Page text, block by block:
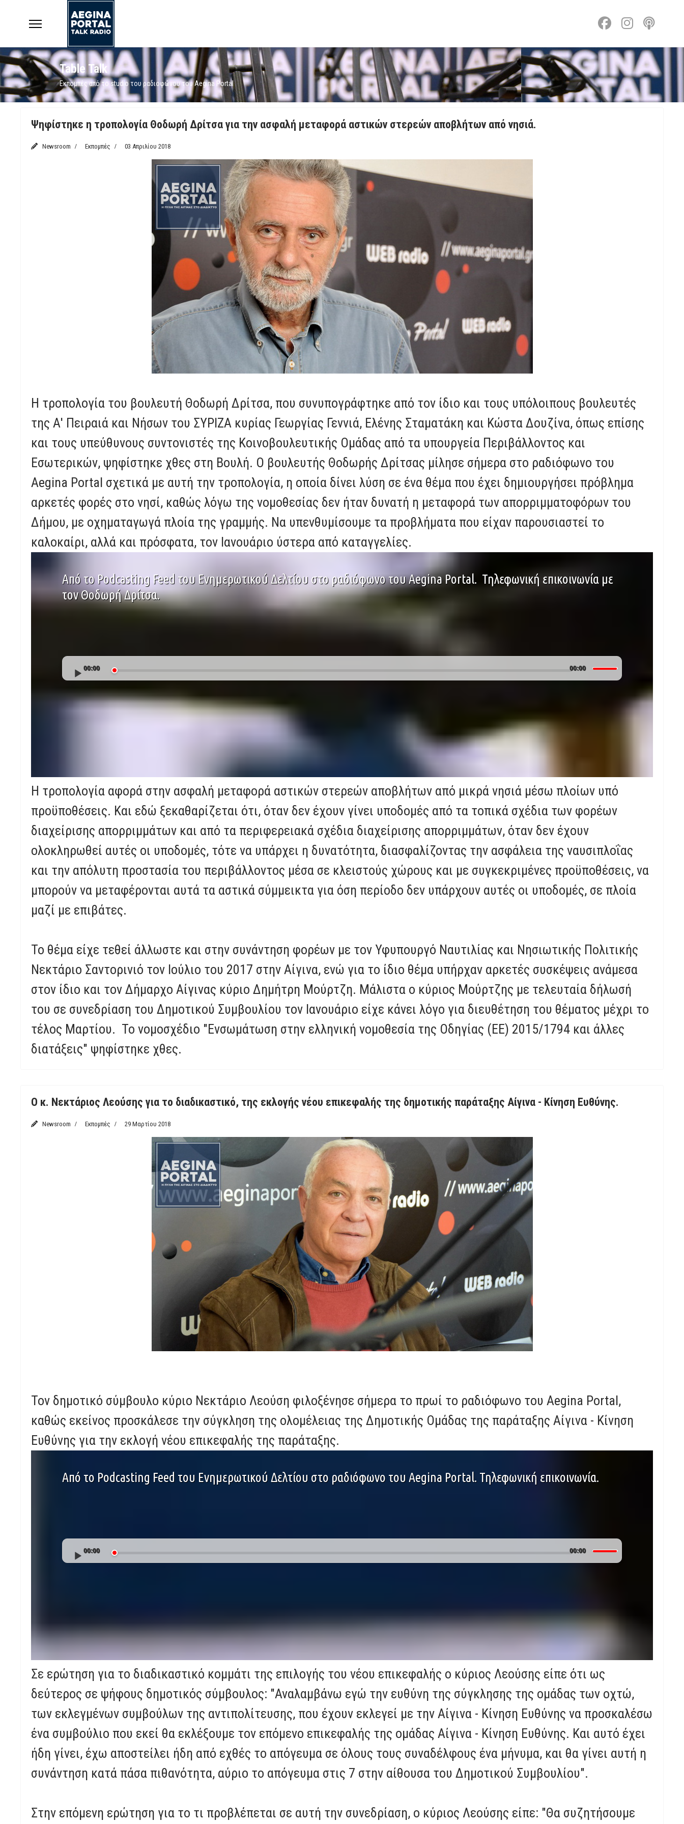
Table Talk
Εκπομπές από το studio του ραδιοφώνου του Aegina Portal
Ψηφίστηκε η τροπολογία Θοδωρή Δρίτσα για την ασφαλή μεταφορά αστικών στερεών αποβλήτων από νησιά.
Newsroom Εκπομπές 03 Απριλίου 2018
Η τροπολογία του βουλευτή Θοδωρή Δρίτσα, που συνυπογράφτηκε από τον ίδιο και τους υπόλοιπους βουλευτές
της Α' Πειραιά και Νήσων του ΣΥΡΙΖΑ κυρίας Γεωργίας Γεννιά, Ελένης Σταματάκη και Κώστα Δουζίνα, όπως επίσης
και τους υπεύθυνους συντονιστές της Κοινοβουλευτικής Ομάδας από τα υπουργεία Περιβάλλοντος και
Εσωτερικών, ψηφίστηκε χθες στη Βουλή. Ο βουλευτής Θοδωρής Δρίτσας μίλησε σήμερα στο ραδιόφωνο του
Aegina Portal σχετικά με αυτή την τροπολογία, η οποία δίνει λύση σε ένα θέμα που έχει δημιουργήσει πρόβλημα
αρκετές φορές στο νησί, καθώς λόγω της νομοθεσίας δεν ήταν δυνατή η μεταφορά των απορριμματοφόρων του
Δήμου, με οχηματαγωγά πλοία της γραμμής. Να υπενθυμίσουμε τα προβλήματα που είχαν παρουσιαστεί το
καλοκαίρι, αλλά και πρόσφατα, τον Ιανουάριο ύστερα από καταγγελίες.
Από το Podcasting Feed του Ενημερωτικού Δελτίου στο ραδιόφωνο του Aegina Portal. Τηλεφωνική επικοινωνία με
τον Θοδωρή Δρίτσα.
Audio
Player00:00 00:00
Use
Up/Down
Arrow
decrease
volume.
Η τροπολογία αφορά στην ασφαλή μεταφορά αστικών στερεών αποβλήτων από μικρά νησιά μέσω πλοίων υπό
προϋποθέσεις. Και εδώ ξεκαθαρίζεται ότι, όταν δεν έχουν γίνει υποδομές από τα τοπικά σχέδια των φορέων
διαχείρισης απορριμμάτων και από τα περιφερειακά σχέδια διαχείρισης απορριμμάτων, όταν δεν έχουν
ολοκληρωθεί αυτές οι υποδομές, τότε να υπάρχει η δυνατότητα, διασφαλίζοντας την ασφάλεια της ναυσιπλοΐας
και την απόλυτη προστασία του περιβάλλοντος μέσα σε κλειστούς χώρους και με συγκεκριμένες προϋποθέσεις, να
μπορούν να μεταφέρονται αυτά τα αστικά σύμμεικτα για όση περίοδο δεν υπάρχουν αυτές οι υποδομές, σε πλοία
μαζί με επιβάτες.
Το θέμα είχε τεθεί άλλωστε και στην συνάντηση φορέων με τον Υφυπουργό Ναυτιλίας και Νησιωτικής Πολιτικής
Νεκτάριο Σαντορινιό τον Ιούλιο του 2017 στην Αίγινα, ενώ για το ίδιο θέμα υπήρχαν αρκετές συσκέψεις ανάμεσα
στον ίδιο και τον Δήμαρχο Αίγινας κύριο Δημήτρη Μούρτζη. Μάλιστα ο κύριος Μούρτζης με τελευταία δήλωσή
του σε συνεδρίαση του Δημοτικού Συμβουλίου τον Ιανουάριο είχε κάνει λόγο για διευθέτηση του θέματος μέχρι το
τέλος Μαρτίου. Το νομοσχέδιο "Ενσωμάτωση στην ελληνική νομοθεσία της Οδηγίας (ΕΕ) 2015/1794 και άλλες
διατάξεις" ψηφίστηκε χθες.
Ο κ. Νεκτάριος Λεούσης για το διαδικαστικό, της εκλογής νέου επικεφαλής της δημοτικής παράταξης Αίγινα - Κίνηση Ευθύνης.
Newsroom Εκπομπές 29 Μαρτίου 2018
Τον δημοτικό σύμβουλο κύριο Νεκτάριο Λεούση φιλοξένησε σήμερα το πρωί το ραδιόφωνο του Aegina Portal,
καθώς εκείνος προσκάλεσε την σύγκληση της ολομέλειας της Δημοτικής Ομάδας της παράταξης Αίγινα - Κίνηση
Ευθύνης για την εκλογή νέου επικεφαλής της παράταξης.
Από το Podcasting Feed του Ενημερωτικού Δελτίου στο ραδιόφωνο του Aegina Portal. Τηλεφωνική επικοινωνία.
Audio
Player00:00 00:00
Use
Up/Down
to
increase
decrease
volume.
Σε ερώτηση για το διαδικαστικό κομμάτι της επιλογής του νέου επικεφαλής ο κύριος Λεούσης είπε ότι ως
δεύτερος σε ψήφους δημοτικός σύμβουλος: "Αναλαμβάνω εγώ την ευθύνη της σύγκλησης της ομάδας των οχτώ,
των εκλεγμένων συμβούλων της αντιπολίτευσης, που έχουν εκλεγεί με την Αίγινα - Κίνηση Ευθύνης να προσκαλέσω
ένα συμβούλιο που εκεί θα εκλέξουμε τον επόμενο επικεφαλής της ομάδας Αίγινα - Κίνηση Ευθύνης. Και αυτό έχει
ήδη γίνει, έχω αποστείλει ήδη από εχθές το απόγευμα σε όλους τους συναδέλφους ένα μήνυμα, και θα γίνει αυτή η
συνάντηση κατά πάσα πιθανότητα, αύριο το απόγευμα στις 7 στην αίθουσα του Δημοτικού Συμβουλίου".
Στην επόμενη ερώτηση για το τι προβλέπεται σε αυτή την συνεδρίαση, ο κύριος Λεούσης είπε: "Θα συζητήσουμε